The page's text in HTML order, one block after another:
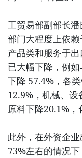
工贸易部副部长
部门大程度上依
产品类和服务于
已大幅下降，例
下降 57.4%，各
12.9%，机械、
原料下降20.1%，
此外，在外资企
73%左右的情况